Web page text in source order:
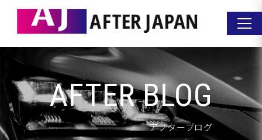
AFTER BLOG
アフターブログ